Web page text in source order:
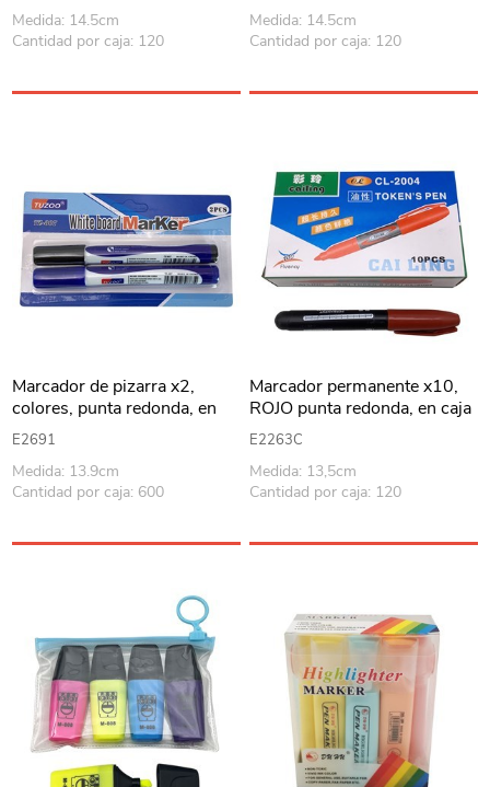
Medida: 14.5cm
Cantidad por caja: 120
Medida: 14.5cm
Cantidad por caja: 120
Marcador de pizarra x2,
colores, punta redonda, en
blister
E2691
Medida: 13.9cm
Cantidad por caja: 600
Marcador permanente x10,
ROJO punta redonda, en caja
E2263C
Medida: 13,5cm
Cantidad por caja: 120